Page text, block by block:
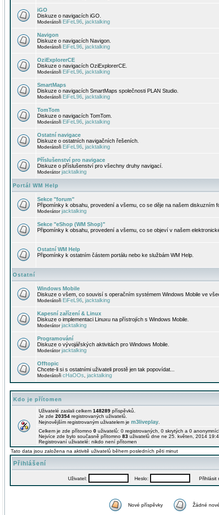
iGO
Diskuze o navigacích iGO.
Moderátoři EiFeL96 jacktalking
Navigon
Diskuze o navigacích Navigon.
Moderátoři EiFeL96 jacktalking
OziExplorerCE
Diskuze o navigacích OziExplorerCE.
Moderátoři EiFeL96 jacktalking
SmartMaps
Diskuze o navigacích SmartMaps společnosti PLAN Studio.
Moderátoři EiFeL96 jacktalking
TomTom
Diskuze o navigacích TomTom.
Moderátoři EiFeL96 jacktalking
Ostatní navigace
Diskuze o ostatních navigačních řešeních.
Moderátoři EiFeL96 jacktalking
Příslušenství pro navigace
Diskuze o příslušenství pro všechny druhy navigací.
Moderátorjacktalking
Portál WM Help
Sekce "forum"
Připomínky k obsahu, provedení a všemu, co se děje na našem diskuzním
Moderátorjacktalking
Sekce "eShop (WM Shop)"
Připomínky k obsahu, provedení a všemu, co se objeví v našem
Ostatní WM Help
Připomínky k ostatním částem portálu nebo ke službám WM Help.
Ostatní
Windows Mobile
Diskuze o všem, co souvisí s operačním systémem Windows Mobile ve
Moderátoři EiFeL96 jacktalking
Kapesní zařízení & Linux
Diskuze o implementaci Linuxu na přístrojích s Windows Mobile.
Moderátorjacktalking
Programování
Diskuze o vývojářských aktivitách pro Windows Mobile.
Moderátorjacktalking
Offtopic
Chcete-li si s ostatními uživateli prostě jen tak popovídat...
Moderátoři cHaOOs jacktalking
Kdo je přítomen
Uživatelé zaslali celkem 148289 příspěvků.
Je zde 20354 registrovaných uživatelů.
Nejnovějším registrovaným uživatelem je m3liveplay
Celkem je zde přítomno 0 uživatelů: 0 registrovaných, 0 skrytých a 0
Nejvíce zde bylo současně přítomno 83 uživatelů dne ne 25. květen, 2014
Registrovaní uživatelé: nikdo není přítomen
Tato data jsou založena na aktivitě uživatelů během posledních pěti minut
Přihlášení
Uživatel: Heslo: Přihlásit
Nové příspěvky Žádné